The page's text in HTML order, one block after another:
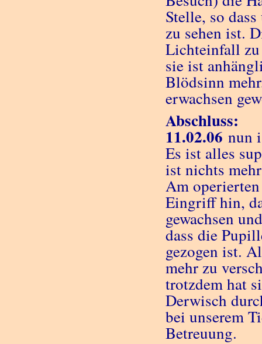
Stelle, so
zu sehen ist.
Lichteinfall zu
sie ist
Blödsinn
erwachsen
Abschluss:
11.02.06 nun
Es ist alles
ist nichts
Am
Eingriff hin,
gewachsen
dass die
gezogen ist.
mehr zu
trotzdem hat
Derwisch
bei unserem
Betreuung.